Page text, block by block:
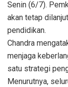
Senin (6/7).
akan tetap
pendidikan.
Chandra
menjaga
satu strategi
Menurutnya,